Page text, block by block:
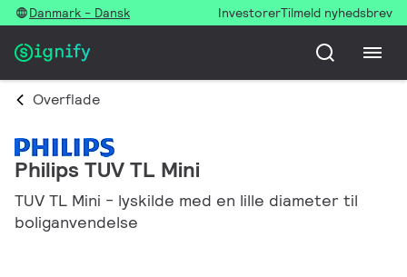
Danmark - Dansk InvestorerTilmeld nyhedsbrev
Overflade
Philips TUV TL Mini
TUV TL Mini - lyskilde med en lille diameter til
boliganvendelse